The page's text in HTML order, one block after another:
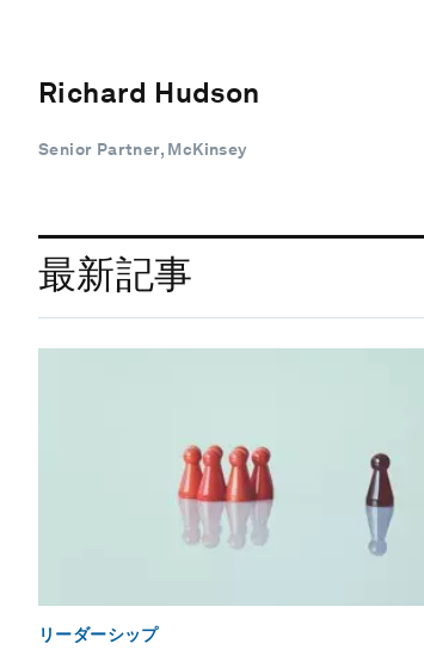
Richard Hudson
Senior Partner, McKinsey
最新記事
リーダーシップ